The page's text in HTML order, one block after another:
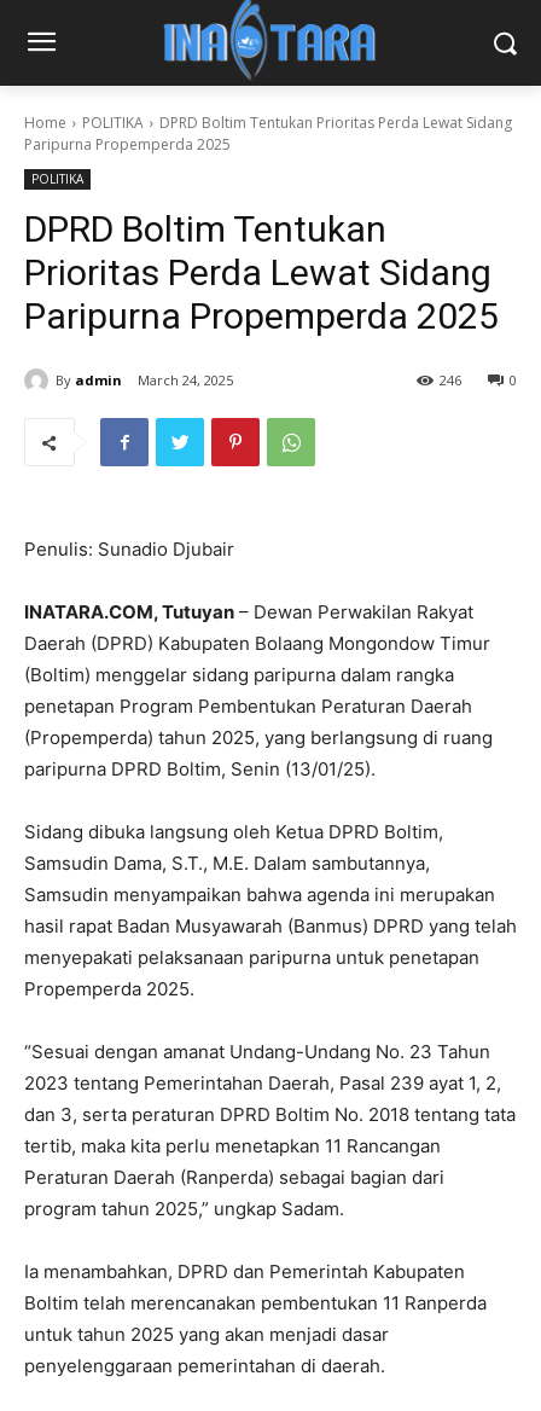
Home POLITIKA
DPRD Boltim Tentukan Prioritas Perda Lewat Sidang
Paripurna Propemperda 2025
POLITIKA
DPRD Boltim Tentukan
Prioritas Perda Lewat Sidang
Paripurna Propemperda 2025
By admin March 24, 2025 0
246
Penulis: Sunadio Djubair
INATARA.COM, Tutuyan – Dewan Perwakilan Rakyat
Daerah (DPRD) Kabupaten Bolaang Mongondow Timur
(Boltim) menggelar sidang paripurna dalam rangka
penetapan Program Pembentukan Peraturan Daerah
(Propemperda) tahun 2025, yang berlangsung di ruang
paripurna DPRD Boltim, Senin (13/01/25).
Sidang dibuka langsung oleh Ketua DPRD Boltim,
Samsudin Dama, S.T., M.E. Dalam sambutannya,
Samsudin menyampaikan bahwa agenda ini merupakan
hasil rapat Badan Musyawarah (Banmus) DPRD yang telah
menyepakati pelaksanaan paripurna untuk penetapan
Propemperda 2025.
“Sesuai dengan amanat Undang-Undang No. 23 Tahun
2023 tentang Pemerintahan Daerah, Pasal 239 ayat 1, 2,
dan 3, serta peraturan DPRD Boltim No. 2018 tentang tata
tertib, maka kita perlu menetapkan 11 Rancangan
Peraturan Daerah (Ranperda) sebagai bagian dari
program tahun 2025,” ungkap Sadam.
Ia menambahkan, DPRD dan Pemerintah Kabupaten
Boltim telah merencanakan pembentukan 11 Ranperda
untuk tahun 2025 yang akan menjadi dasar
penyelenggaraan pemerintahan di daerah.